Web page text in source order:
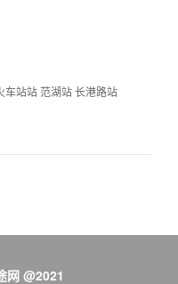
车站站 范湖站 长港路站
@2021